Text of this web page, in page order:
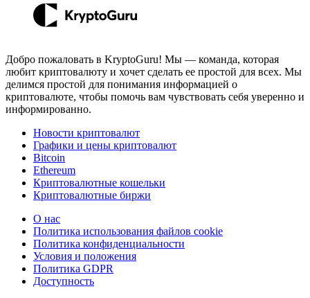
Добро пожаловать в KryptoGuru! Мы — команда, которая
любит криптовалюту и хочет сделать ее простой для всех. Мы
делимся простой для понимания информацией о
криптовалюте, чтобы помочь вам чувствовать себя уверенно и
информированно.
Новости криптовалют
Графики и цены криптовалют
Bitcoin
Ethereum
Криптовалютные кошельки
Криптовалютные биржи
О нас
Политика использования файлов cookie
Политика конфиденциальности
Условия и положения
Политика GDPR
Доступность